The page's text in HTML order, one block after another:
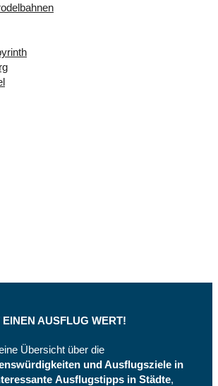
AUSFLUG WERT!
Übersicht über die
und Ausflugsziele in
Ausflugstipps in Städte,